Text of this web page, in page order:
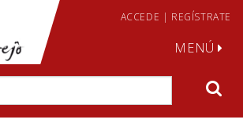
ACCEDE | REGÍSTRATE
MENÚ